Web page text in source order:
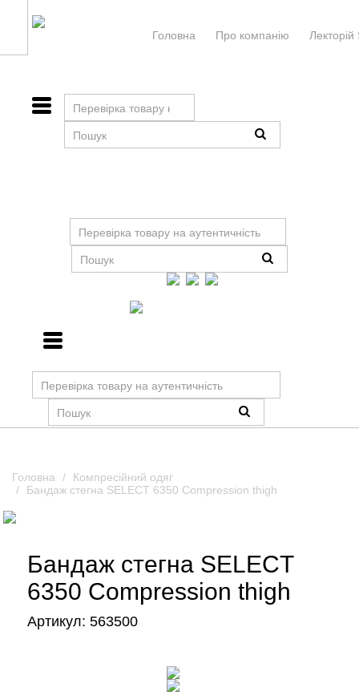
Головна Про компанiю
Головна
Компресійний одяг
Бандаж стегна SELECT 6350 Compression thigh
Бандаж стегна SELECT
6350 Compression thigh
Артикул: 563500